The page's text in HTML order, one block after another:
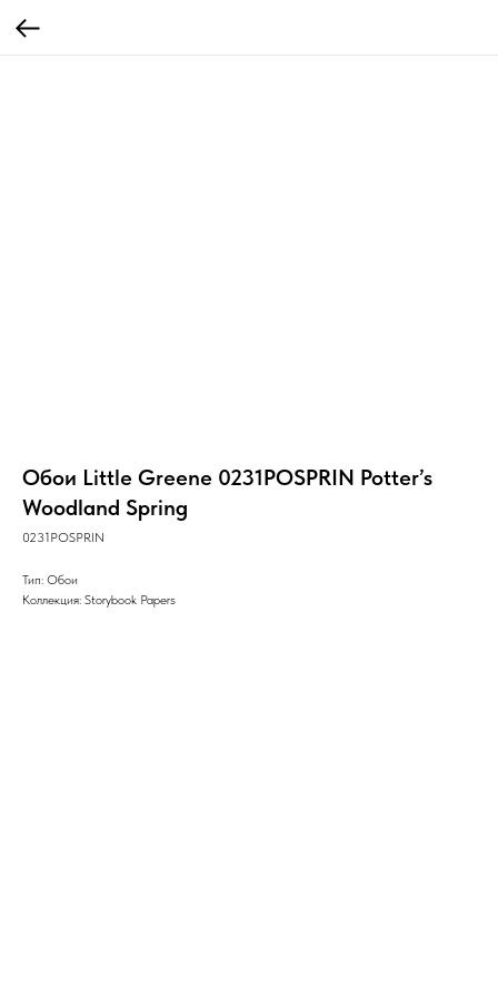
Обои Little Greene 0231POSPRIN Potter’s
Woodland Spring
0231POSPRIN
Тип: Обои
Коллекция: Storybook Papers